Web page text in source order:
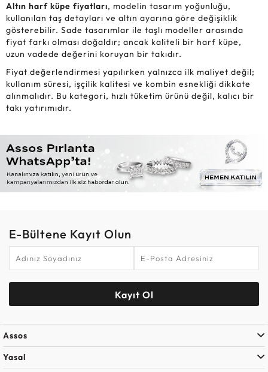
Altın harf küpe fiyatları, modelin tasarım yoğunluğu,
kullanılan taş detayları ve altın ayarına göre değişiklik
gösterebilir. Sade tasarımlar ile taşlı modeller arasında
fiyat farkı olması doğaldır; ancak kaliteli bir harf küpe,
uzun vadede değerini koruyan bir takıdır.
Fiyat değerlendirmesi yapılırken yalnızca ilk maliyet değil;
kullanım süresi, işçilik kalitesi ve kombin esnekliği dikkate
alınmalıdır. Bu kategori, hızlı tüketim ürünü değil, kalıcı bir
takı yatırımıdır.
E-Bültene Kayıt Olun
Kayıt Ol
Assos
Yasal